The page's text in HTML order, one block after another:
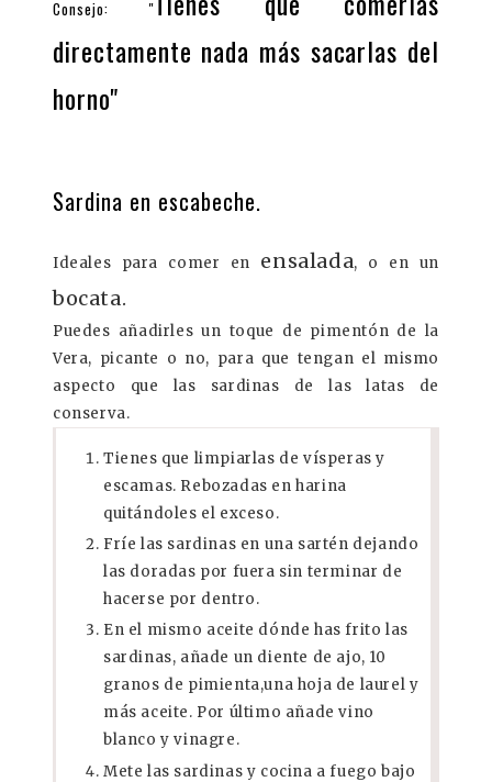
Consejo: "
directamente nada más sacarlas del
horno"
Sardina en escabeche.
Ideales para comer en ensalada, o en un
bocata.
Puedes añadirles un toque de pimentón de la
Vera, picante o no, para que tengan el mismo
aspecto que las sardinas de las latas de
conserva.
Tienes que limpiarlas de vísperas y
escamas. Rebozadas en harina
quitándoles el exceso.
Fríe las sardinas en una sartén dejando
las doradas por fuera sin terminar de
hacerse por dentro.
En el mismo aceite dónde has frito las
sardinas, añade un diente de ajo, 10
granos de pimienta,una hoja de laurel y
más aceite. Por último añade vino
blanco y vinagre.
Mete las sardinas y cocina a fuego bajo